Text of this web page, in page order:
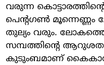
വരുന്ന
പെന്റഗണ്‍ മൂന്നെണ്ണം
തുല്യം വരും.
സമ്പത്തിന്റെ
കുടുംബമാണ്